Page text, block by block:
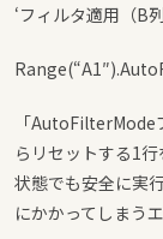
‘フィルタ適用（B
「AutoFilterMode
らリセットする1
状態でも安全に実
にかかってしまう